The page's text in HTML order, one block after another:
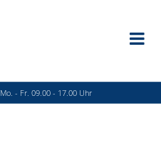
Mo. - Fr. 09.00 - 17.00 Uhr